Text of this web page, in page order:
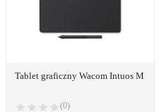
Tablet graficzny Wacom Intuos M
(0)